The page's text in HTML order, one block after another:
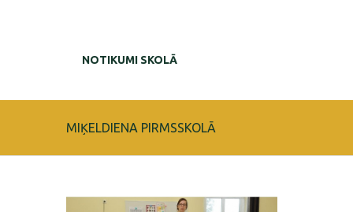
NOTIKUMI SKOLĀ
MIĶELDIENA PIRMSSKOLĀ